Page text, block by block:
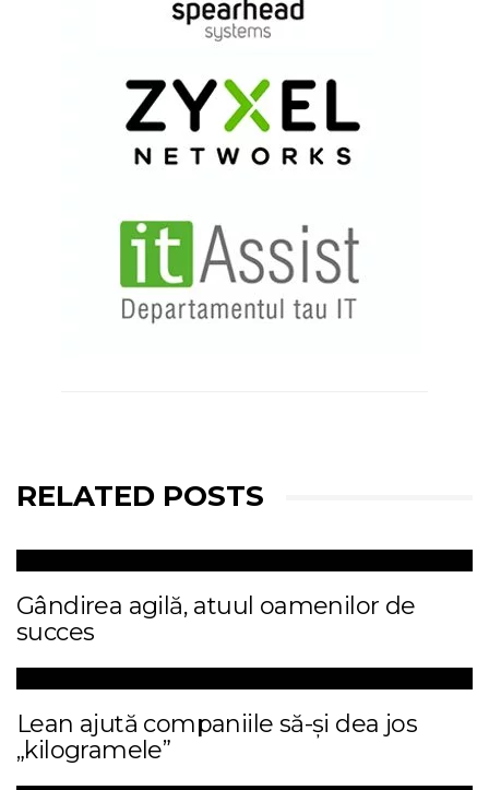
RELATED POSTS
Gândirea agilă, atuul oamenilor de
succes
Lean ajută companiile să-și dea jos
„kilogramele”